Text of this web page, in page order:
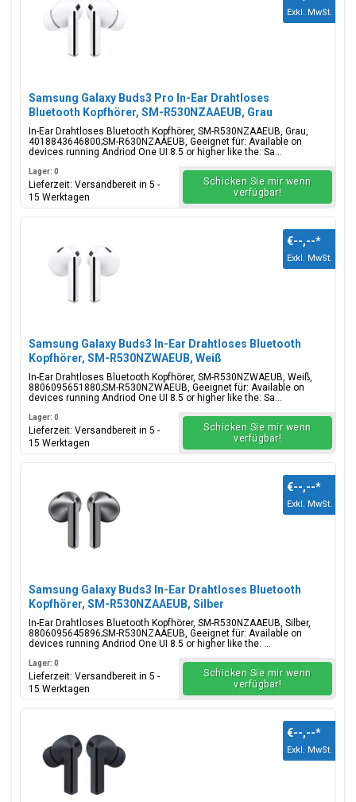
Samsung Galaxy Buds3 Pro In-Ear Drahtloses
Bluetooth Kopfhörer, SM-R530NZAAEUB, Grau
In-Ear Drahtloses Bluetooth Kopfhörer, SM-R530NZAAEUB, Grau,
4018843646800;SM-R630NZAAEUB, Geeignet für: Available on
devices running Andriod One UI 8.5 or higher like the: Sa...
Exkl. MwSt.
Lager: 0
Lieferzeit: Versandbereit in 5 -
15 Werktagen
Schicken Sie mir wenn
verfügbar!
Samsung Galaxy Buds3 In-Ear Drahtloses Bluetooth
Kopfhörer, SM-R530NZWAEUB, Weiß
In-Ear Drahtloses Bluetooth Kopfhörer, SM-R530NZWAEUB, Weiß,
8806095651880;SM-R530NZWAEUB, Geeignet für: Available on
devices running Andriod One UI 8.5 or higher like the: Sa...
€--,--*
Exkl. MwSt.
Lager: 0
Lieferzeit: Versandbereit in 5 -
15 Werktagen
Schicken Sie mir wenn
verfügbar!
Samsung Galaxy Buds3 In-Ear Drahtloses Bluetooth
Kopfhörer, SM-R530NZAAEUB, Silber
In-Ear Drahtloses Bluetooth Kopfhörer, SM-R530NZAAEUB, Silber,
8806095645896;SM-R530NZAAEUB, Geeignet für: Available on
devices running Andriod One UI 8.5 or higher like the: ...
€--,--*
Exkl. MwSt.
Lager: 0
Lieferzeit: Versandbereit in 5 -
15 Werktagen
Schicken Sie mir wenn
verfügbar!
€--,--*
Exkl. MwSt.